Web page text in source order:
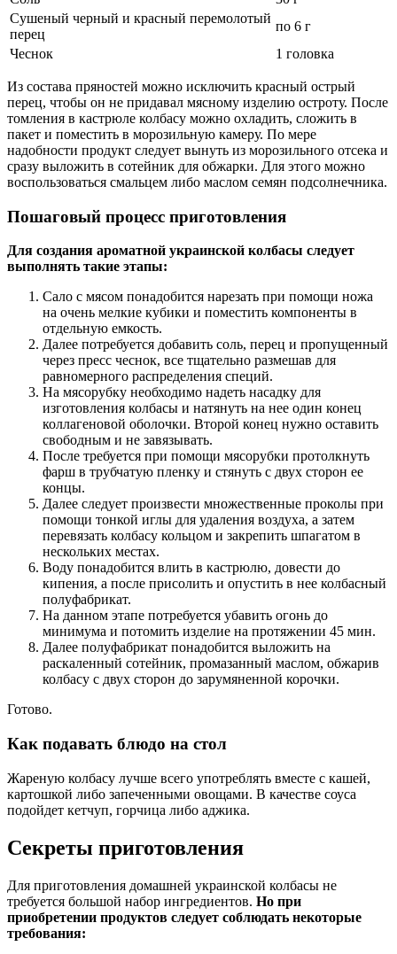
Сушеный черный и красный перемолотый
перец
по 6 г
Чеснок
1 головка
Из состава пряностей можно исключить красный острый
перец, чтобы он не придавал мясному изделию остроту. После
томления в кастрюле колбасу можно охладить, сложить в
пакет и поместить в морозильную камеру. По мере
надобности продукт следует вынуть из морозильного отсека и
сразу выложить в сотейник для обжарки. Для этого можно
воспользоваться смальцем либо маслом семян подсолнечника.
Пошаговый процесс приготовления
Для создания ароматной украинской колбасы следует
выполнять такие этапы:
Сало с мясом понадобится нарезать при помощи ножа
на очень мелкие кубики и поместить компоненты в
отдельную емкость.
Далее потребуется добавить соль, перец и пропущенный
через пресс чеснок, все тщательно размешав для
равномерного распределения специй.
На мясорубку необходимо надеть насадку для
изготовления колбасы и натянуть на нее один конец
коллагеновой оболочки. Второй конец нужно оставить
свободным и не завязывать.
После требуется при помощи мясорубки протолкнуть
фарш в трубчатую пленку и стянуть с двух сторон ее
концы.
Далее следует произвести множественные проколы при
помощи тонкой иглы для удаления воздуха, а затем
перевязать колбасу кольцом и закрепить шпагатом в
нескольких местах.
Воду понадобится влить в кастрюлю, довести до
кипения, а после присолить и опустить в нее колбасный
полуфабрикат.
На данном этапе потребуется убавить огонь до
минимума и потомить изделие на протяжении 45 мин.
Далее полуфабрикат понадобится выложить на
раскаленный сотейник, промазанный маслом, обжарив
колбасу с двух сторон до зарумяненной корочки.
Готово.
Как подавать блюдо на стол
Жареную колбасу лучше всего употреблять вместе с кашей,
картошкой либо запеченными овощами. В качестве соуса
подойдет кетчуп, горчица либо аджика.
Секреты приготовления
Для приготовления домашней украинской колбасы не
требуется большой набор ингредиентов. Но при
приобретении продуктов следует соблюдать некоторые
требования: